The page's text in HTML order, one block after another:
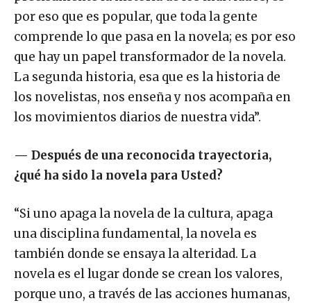
por eso que es popular, que toda la gente
comprende lo que pasa en la novela; es por eso
que hay un papel transformador de la novela.
La segunda historia, esa que es la historia de
los novelistas, nos enseña y nos acompaña en
los movimientos diarios de nuestra vida”.
— Después de una reconocida trayectoria,
¿qué ha sido la novela para Usted?
“Si uno apaga la novela de la cultura, apaga
una disciplina fundamental, la novela es
también donde se ensaya la alteridad. La
novela es el lugar donde se crean los valores,
porque uno, a través de las acciones humanas,